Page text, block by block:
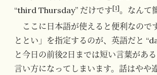
“third Thursday” だけです[1]。なんて
ここに日本語が使えると便利なの
ととい」を指定するのが、英語だと
と今日の前後2日までは短い言葉があ
言い方になってしまいます。話はやや